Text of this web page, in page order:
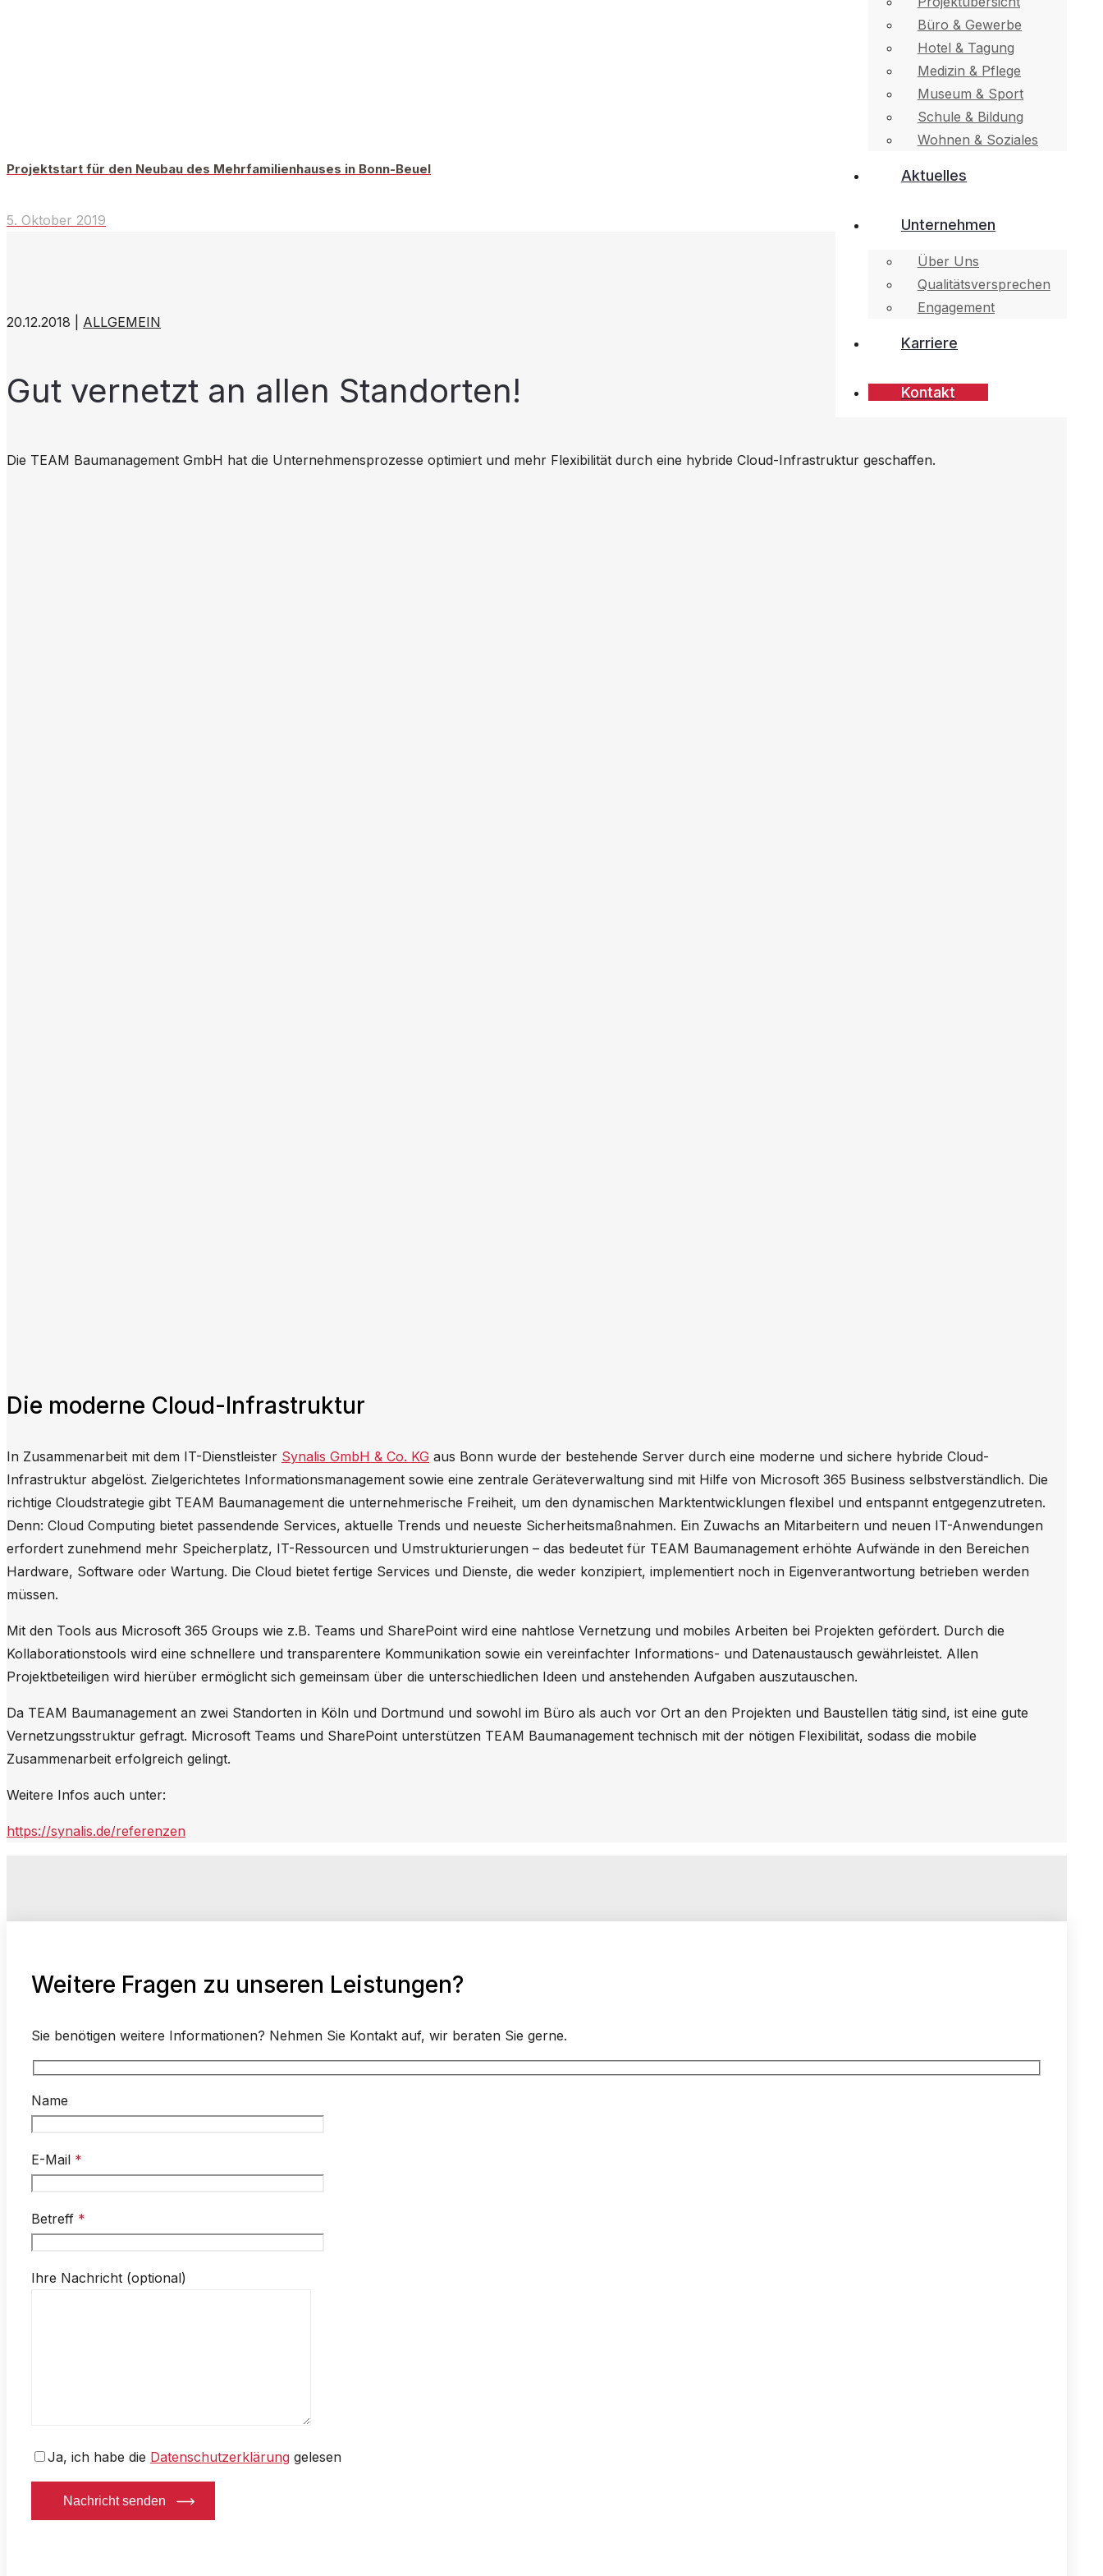
Büro & Gewerbe
Hotel & Tagung
Medizin & Pflege
Museum & Sport
Schule & Bildung
Wohnen & Soziales
Aktuelles
Unternehmen
Über Uns
Qualitätsversprechen
Engagement
Karriere
Kontakt
Projektstart für den Neubau des Mehrfamilienhauses in Bonn-Beuel
5. Oktober 2019
20.12.2018 | ALLGEMEIN
Gut vernetzt an allen Standorten!
Die TEAM Baumanagement GmbH hat die Unternehmensprozesse optimiert und mehr Flexibilität durch eine hybride Cloud-Infrastruktur geschaffen.
Die moderne Cloud-Infrastruktur
In Zusammenarbeit mit dem IT-Dienstleister Synalis GmbH & Co. KG aus Bonn wurde der bestehende Server durch eine moderne und sichere hybride Cloud-
Infrastruktur abgelöst. Zielgerichtetes Informationsmanagement sowie eine zentrale Geräteverwaltung sind mit Hilfe von Microsoft 365 Business selbstverständlich. Die
richtige Cloudstrategie gibt TEAM Baumanagement die unternehmerische Freiheit, um den dynamischen Marktentwicklungen flexibel und entspannt entgegenzutreten.
Denn: Cloud Computing bietet passendende Services, aktuelle Trends und neueste Sicherheitsmaßnahmen. Ein Zuwachs an Mitarbeitern und neuen IT-Anwendungen
erfordert zunehmend mehr Speicherplatz, IT-Ressourcen und Umstrukturierungen – das bedeutet für TEAM Baumanagement erhöhte Aufwände in den Bereichen
Hardware, Software oder Wartung. Die Cloud bietet fertige Services und Dienste, die weder konzipiert, implementiert noch in Eigenverantwortung betrieben werden
müssen.
Mit den Tools aus Microsoft 365 Groups wie z.B. Teams und SharePoint wird eine nahtlose Vernetzung und mobiles Arbeiten bei Projekten gefördert. Durch die
Kollaborationstools wird eine schnellere und transparentere Kommunikation sowie ein vereinfachter Informations- und Datenaustausch gewährleistet. Allen
Projektbeteiligen wird hierüber ermöglicht sich gemeinsam über die unterschiedlichen Ideen und anstehenden Aufgaben auszutauschen.
Da TEAM Baumanagement an zwei Standorten in Köln und Dortmund und sowohl im Büro als auch vor Ort an den Projekten und Baustellen tätig sind, ist eine gute
Vernetzungsstruktur gefragt. Microsoft Teams und SharePoint unterstützen TEAM Baumanagement technisch mit der nötigen Flexibilität, sodass die mobile
Zusammenarbeit erfolgreich gelingt.
Weitere Infos auch unter:
https://synalis.de/referenzen
Weitere Fragen zu unseren Leistungen?
Sie benötigen weitere Informationen? Nehmen Sie Kontakt auf, wir beraten Sie gerne.
Name
E-Mail *
Betreff *
Ihre Nachricht (optional)
Ja, ich habe die Datenschutzerklärung gelesen